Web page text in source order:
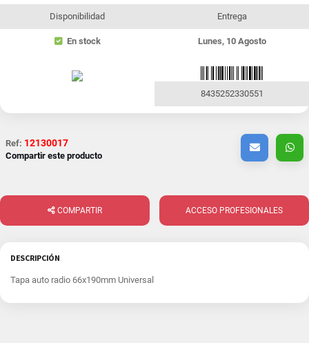
Disponibilidad
En stock
Entrega
Lunes, 10 Agosto
8435252330551
Ref: 12130017
Compartir este producto
COMPARTIR ACCESO PROFESIONALES
DESCRIPCIÓN
Tapa auto radio 66x190mm Universal